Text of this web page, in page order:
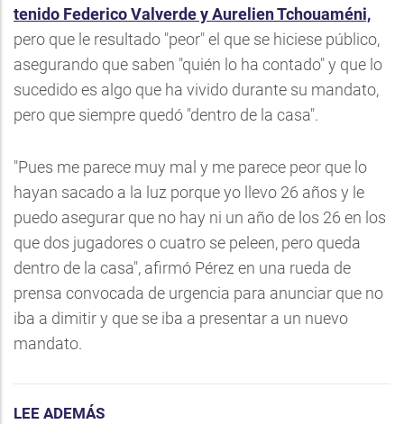
tenido Federico Valverde y Aurelien Tchouaméni,
pero que le resultado "peor" el que se hiciese público,
asegurando que saben "quién lo ha contado" y que lo
sucedido es algo que ha vivido durante su mandato,
pero que siempre quedó "dentro de la casa".
"Pues me parece muy mal y me parece peor que lo
hayan sacado a la luz porque yo llevo 26 años y le
puedo asegurar que no hay ni un año de los 26 en los
que dos jugadores o cuatro se peleen, pero queda
dentro de la casa", afirmó Pérez en una rueda de
prensa convocada de urgencia para anunciar que no
iba a dimitir y que se iba a presentar a un nuevo
mandato.
LEE ADEMÁS